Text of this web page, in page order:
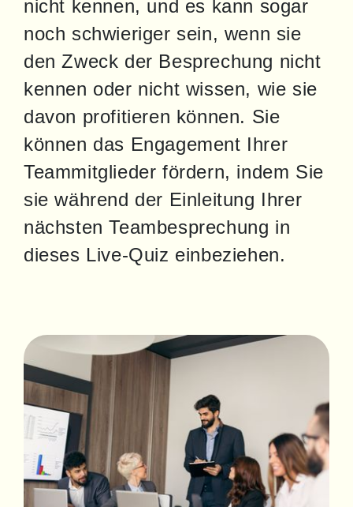
nicht kennen, und es kann sogar
noch schwieriger sein, wenn sie
den Zweck der Besprechung nicht
kennen oder nicht wissen, wie sie
davon profitieren können. Sie
können das Engagement Ihrer
Teammitglieder fördern, indem Sie
sie während der Einleitung Ihrer
nächsten Teambesprechung in
dieses Live-Quiz einbeziehen.